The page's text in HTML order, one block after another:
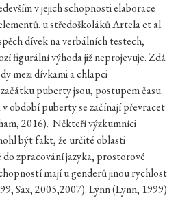
v jejich schopnosti elaborace
u středoškoláků Artela et al.
dívek na verbálních testech,
figurální výhoda již neprojevuje. Zdá
mezi dívkami a chlapci
puberty jsou, postupem času
období puberty se začínají převracet
2016). Někteří výzkumníci
být fakt, že určité oblasti
zpracování jazyka, prostorové
mají u genderů jinou rychlost
Sax, 2005,2007). Lynn (Lynn, 1999)